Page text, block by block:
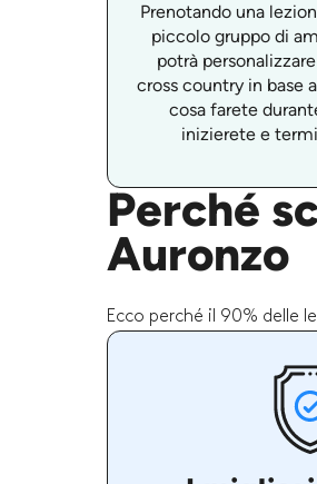
Prenotando una
piccolo gruppo di
potrà
cross country in base
cosa farete
inizierete e
Perché
Auronzo
Ecco perché il 90% delle